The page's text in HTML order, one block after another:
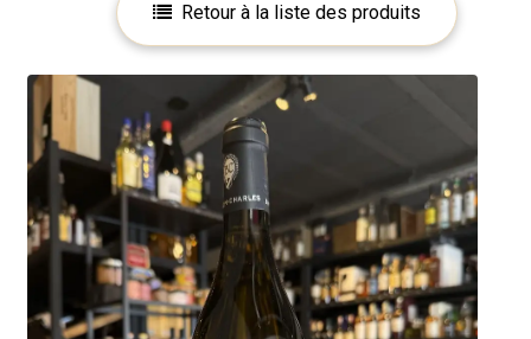
Retour à la liste des produits